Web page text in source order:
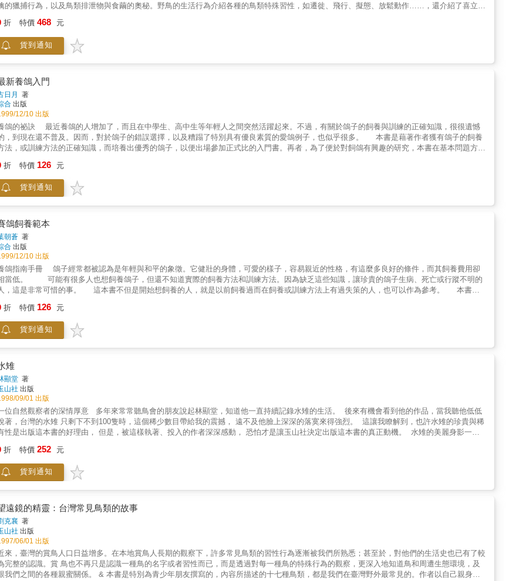
的獵捕行為，以及鳥類排泄物與食繭的奧秘。野鳥的生活行為介紹各種的鳥類特殊習性，如遷徙、飛行、擬態、放鬆動作……，還介紹了喜立高
折 特價 468 元
貨到通知
新養鴿入門
日月 著
合 出版
12/10 出版
鴿的祕訣 最近養鴿的人增加了，而且在中學生、高中生等年輕人之間突然活躍起來。不過，有關於鴿子的飼養與訓練的正確知識，很很遺憾
，到現在還不普及。因而，對於鴿子的錯誤選擇，以及糟蹋了特別具有優良素質的愛鴿例子，也似乎很多。 本書是藉著作者獲有鴿子的飼養
法，或訓練方法的正確知識，而培養出優秀的鴿子，以便出場參加正式比的入門書。再者，為了便於對飼鴿有興趣的研究，本書在基本問題方
為興趣或娛樂飼養鴿子，奇時所必要的知識，本書大體上都具備了。本書對飼養鴿子的各位讀者是有所助益的。
折 特價 126 元
貨到通知
鴿飼養範本
朝蒼 著
合 出版
12/10 出版
鴿指南手冊 鴿子經常都被認為是年輕與和平的象徵。它健壯的身體，可愛的樣子，容易親近的性格，有這麼多良好的條件，而其飼養費用卻
當低。 可能有很多人也想飼養鴿子，但還不知道實際的飼養方法和訓練方法。因為缺乏這些知識，讓珍貴的鴿子生病、死亡或行蹤不明的
，這是非常可惜的事。 這本書不但是開始想飼養的人，就是以前飼養過而在飼養或訓練方法上有過失策的人，也可以作為參考。 本書對
。
折 特價 126 元
貨到通知
雉
顯堂 著
山社 出版
09/01 出版
然觀察者的深情厚意 多年來常常聽鳥會的朋友說起林顯堂，知道他一直持續記錄水雉的生活。 後來有機會看到他的作品，當我聽他低低
著，台灣的水雉 只剩下不到100隻時，這個稀少數目帶給我的震撼， 遠不及他臉上深深的落寞來得強烈。 這讓我瞭解到，也許水雉的珍貴與稀
性是出版這本書的好理由， 但是，被這樣執著、投入的作者深深感動， 恐怕才是讓玉山社決定出版這本書的真正動機。 水雉的美麗身影一直
產逐漸沒落， 菱角也是其中之一， 台灣的菱田面積便在這種趨勢下逐年快速減少； 生性敏感且害羞的水雉很難適應人為環境， 於是以菱田為
生活環境的菱角鳥 逐漸陷入困境，族群數量急遽下降。 過去，在自然保育觀念尚未普及之時，水雉族群危機的急迫性， 只有關心環境的少
士瞭解，發動「多吃菱角」的活動也總是不成氣候。 近年來，台灣高速鐵路所規劃的路線， 正巧通過台南縣一塊目前水雉族群數量最多的菱
台灣的菱角鳥─水雉》書中，透過 一位與菱角鳥相處5年的攝影家的深情記錄，除了完整呈現水雉 日常生活的精彩點滴之外，我感受到更多的卻
， 水雉在攝影家眼中早已超越「記錄對象」的意義，字裡行間、一幀幀照片中， 不時流露出對老朋友身陷危機的擔心與著急。 他甚至為了不
擾水雉的活動，有許多鏡頭刻意遠距拍攝， 其中所蘊含的情意顯得更為真摯。我更從朋友口中得知， 不同於許多「以量取勝」的鳥類攝影家，
顯堂總是等待再等待， 直到與鏡頭裡的水雉和環境培養出感覺後才按下快門， 每張照片也就更彌足珍貴了。 人終究不能自外於大自然，更不
因人類利益而犧牲其他生物生存的機會。 透過《台灣的菱角鳥─水雉》這本書， 讀者能夠更瞭解「水雉」這種美麗鳥類的生活， 然而我們更想
現的感覺是，一位自然觀察者的溫暖與深情厚意， 以及人與自然之間動人的深刻交流。
折 特價 252 元
貨到通知
遠鏡的精靈：台灣常見鳥類的故事
克襄 著
山社 出版
06/01 出版
來，臺灣的賞鳥人口日益增多。在本地賞鳥人長期的觀察下，許多常見鳥類的習性行為逐漸被我們所熟悉；甚至於，對他們的生活史也已有了較
完整的認識。賞 鳥也不再只是認識一種鳥的名字或者習性而已，而是透過對每一種鳥的特殊行為的觀察，更深入地知道鳥和周遭生態環境，及
之間的各種親蜜關係。 & 本書是特別為青少年朋友撰寫的，內容所描述的十七種鳥類，都是我們在臺灣野外最常見的。作者以自己親身的